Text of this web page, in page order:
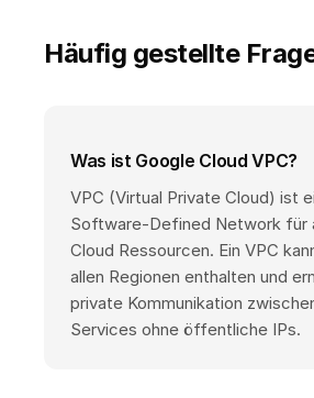
Häufig gestellte
Was ist Google Cloud VPC?
VPC (Virtual Private Cloud) ist
Software-Defined Network für
Cloud Ressourcen. Ein VPC
allen Regionen enthalten und
private Kommunikation
Services ohne öffentliche IPs.